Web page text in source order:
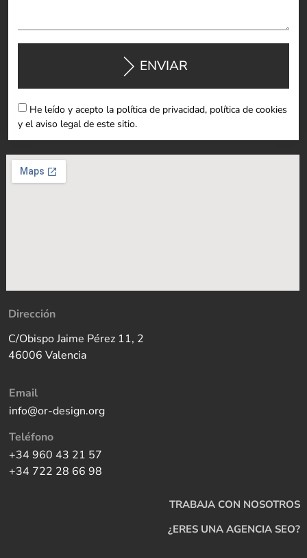
He leído y acepto la política de privacidad, política de cookies
y el aviso legal de este sitio.
ENVIAR
Dirección
C/Obispo Jaime Pérez 11, 2
46006 Valencia
Email
info@or-design.org
Teléfono
+34 960 43 21 57
+34 722 28 66 98
TRABAJA CON NOSOTROS
¿ERES UNA AGENCIA SEO?